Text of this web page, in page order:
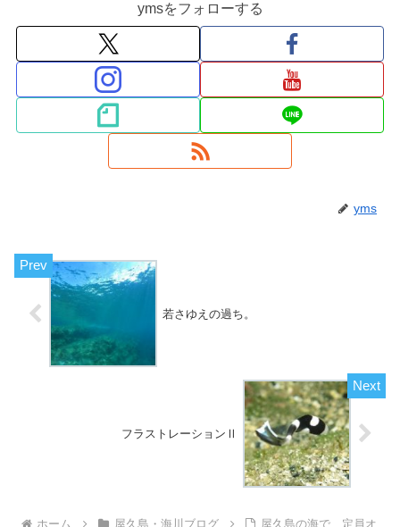
ymsをフォローする
yms
若さゆえの過ち。
フラストレーションⅡ
ホーム 屋久島・海川ブログ 屋久島の海で、定員オ